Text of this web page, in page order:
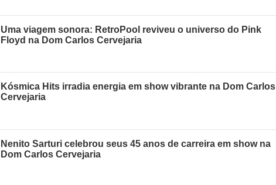
Uma viagem sonora: RetroPool reviveu o universo do Pink
Floyd na Dom Carlos Cervejaria
Kósmica Hits irradia energia em show vibrante na Dom Carlos
Cervejaria
Nenito Sarturi celebrou seus 45 anos de carreira em show na
Dom Carlos Cervejaria